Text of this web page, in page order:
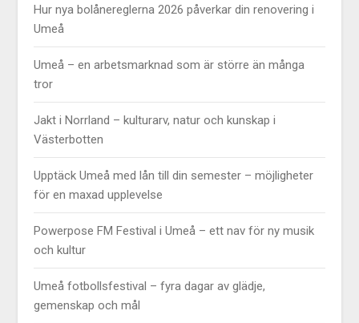
Hur nya bolånereglerna 2026 påverkar din renovering i
Umeå
Umeå – en arbetsmarknad som är större än många
tror
Jakt i Norrland – kulturarv, natur och kunskap i
Västerbotten
Upptäck Umeå med lån till din semester – möjligheter
för en maxad upplevelse
Powerpose FM Festival i Umeå – ett nav för ny musik
och kultur
Umeå fotbollsfestival – fyra dagar av glädje,
gemenskap och mål